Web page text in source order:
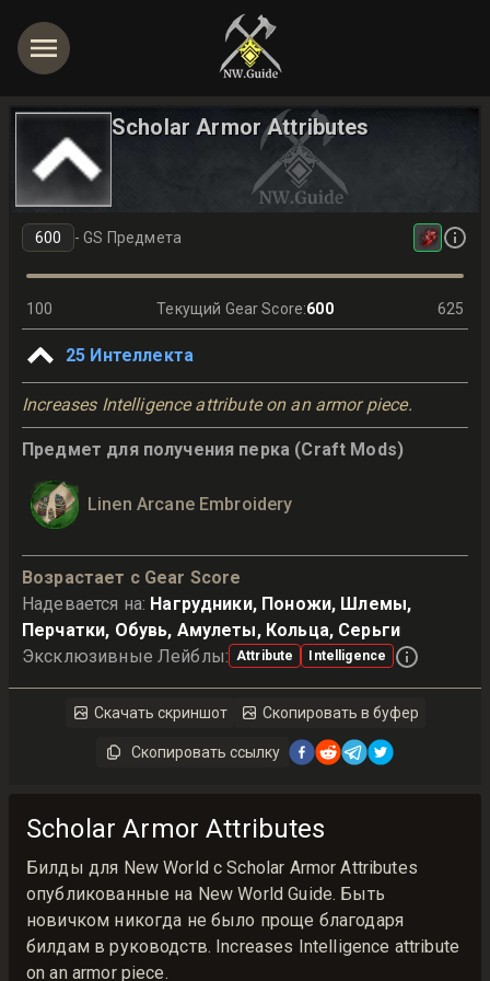
Scholar Armor Attributes
-GS Предмета
100 Текущий Gear Score:600 625
25 Интеллекта
Increases Intelligence attribute on an armor piece.
Предмет для получения перка (Craft Mods)
Linen Arcane Embroidery
Возрастает с Gear Score
Надевается на: Нагрудники, Поножи, Шлемы,
Перчатки, Обувь, Амулеты, Кольца, Серьги
Эксклюзивные Лейблы: Attribute Intelligence
Скачать скриншот Скопировать в буфер
Скопировать ссылку
Scholar Armor Attributes
Билды для New World с Scholar Armor Attributes
опубликованные на New World Guide. Быть
новичком никогда не было проще благодаря
билдам в руководств. Increases Intelligence attribute
on an armor piece.